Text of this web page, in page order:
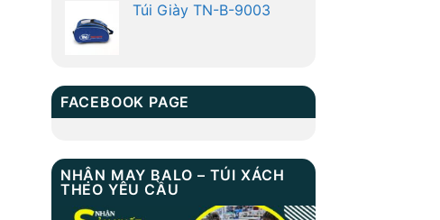
Túi Giày TN-B-9003
FACEBOOK PAGE
NHẬN MAY BALO – TÚI XÁCH
THEO YÊU CẦU